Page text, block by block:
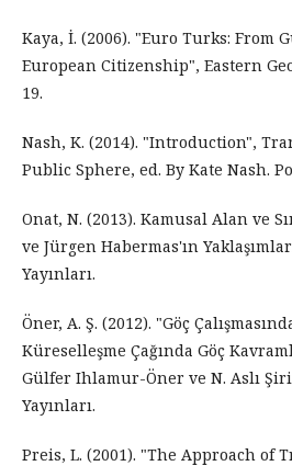
Kaya, İ. (2006). "Euro Turks: From
European Citizenship", Eastern
19.
Nash, K. (2014). "Introduction",
Public Sphere, ed. By Kate Nash.
Onat, N. (2013). Kamusal Alan ve
ve Jürgen Habermas'ın
Yayınları.
Öner, A. Ş. (2012). "Göç
Küreselleşme Çağında Göç
Gülfer Ihlamur-Öner ve N. Aslı
Yayınları.
Preis, L. (2001). "The Approach of